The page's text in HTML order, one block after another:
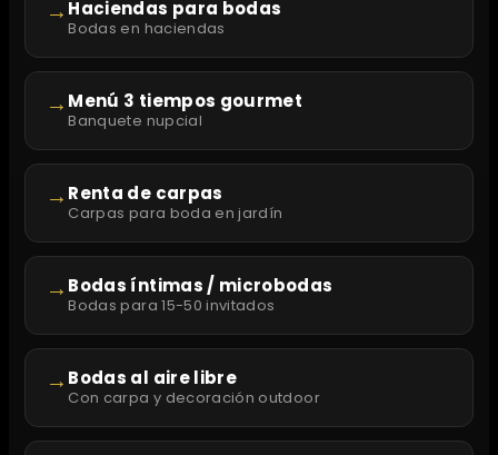
→ Haciendas para bodas
Bodas en haciendas
→ Menú 3 tiempos gourmet
Banquete nupcial
→ Renta de carpas
Carpas para boda en jardín
→ Bodas íntimas / microbodas
Bodas para 15-50 invitados
→ Bodas al aire libre
Con carpa y decoración outdoor